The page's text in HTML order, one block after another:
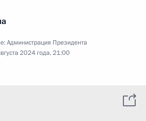
Администрация Президента
2024 года, 21:00